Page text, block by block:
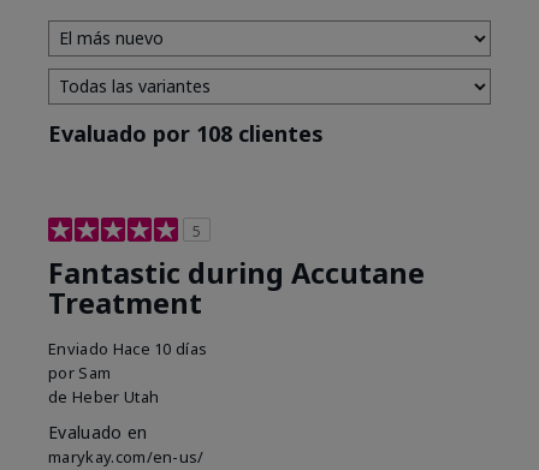
Evaluado por 108 clientes
5
Fantastic during Accutane
Treatment
Enviado Hace 10 días
por Sam
de Heber Utah
Evaluado en
marykay.com/en-us/